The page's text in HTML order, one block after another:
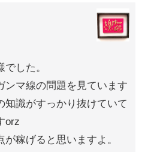
した。
ンマ線の問題を見ています
識がすっかり抜けていて
orz
稼げると思いますよ。